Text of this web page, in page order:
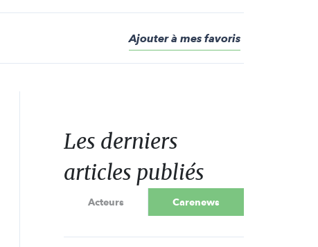
Ajouter à mes favoris
Les derniers
articles publiés
Acteurs Carenews